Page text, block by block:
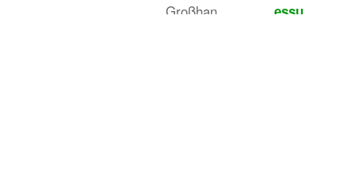
Großhan
essu